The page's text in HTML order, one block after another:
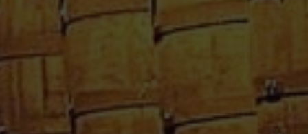
RHUM VIEUX DILLON 70 CL 45° CUVEE
REGIMENT DE DILLON 1779